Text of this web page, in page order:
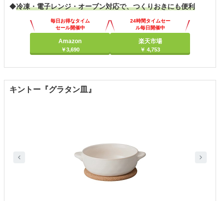
◆冷凍・電子レンジ・オーブン対応で、つくりおきにも便利
毎日お得なタイム
セール開催中
Amazon
￥3,690
24時間タイムセー
ル毎日開催中
楽天市場
￥ 4,753
キントー『グラタン皿』